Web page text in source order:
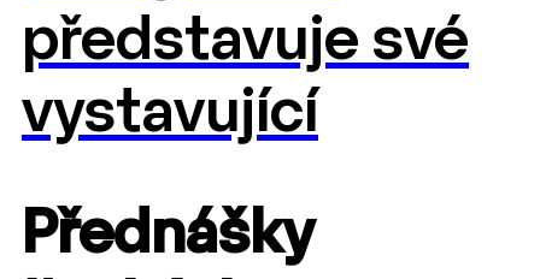
představuje své
vystavující
Přednášky